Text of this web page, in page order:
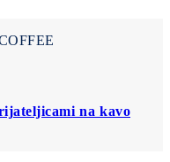
na kavo